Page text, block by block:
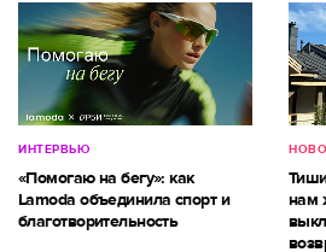
ИНТЕРВЬЮ
«Помогаю на бегу»: как
Lamoda объединила спорт и
благотворительность
нам